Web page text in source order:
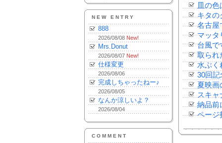
NEW ENTRY
888
2026/08/08 New!
Mrs.Donut
2026/08/07 New!
仕様変更
2026/08/06
完成しちゃったねー♪
2026/08/05
なんか涼しいよ？
2026/08/04
COMMENT
皿の
キタの
名古屋
マッタ
台風で
取られ
水ぶく
30回記
夏映画
スキャ
納品前
ページ